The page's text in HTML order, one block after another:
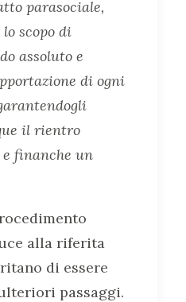
parasociale,
scopo di
assoluto e
di ogni
il rientro
finanche un
alla riferita
di essere
passaggi.